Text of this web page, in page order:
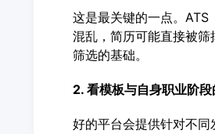
这是最关键的一点。
混乱，简历可能直接被筛
筛选的基础。
2. 看模板与自身职业阶
好的平台会提供针对不